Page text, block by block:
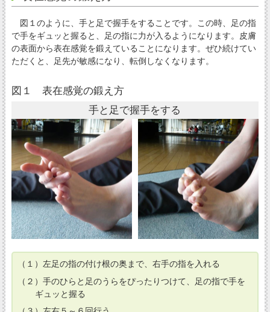
図１のように、手と足で握手をすることです。この時、足の指
で手をギュッと握ると、足の指に力が入るようになります。皮膚
の表面から表在感覚を鍛えていることになります。ぜひ続けてい
ただくと、足先が敏感になり、転倒しなくなります。
図１ 表在感覚の鍛え方
手と足で握手をする
（１）左足の指の付け根の奥まで、右手の指を入れる
（２）手のひらと足のうらをぴったりつけて、足の指で手を
ギュッと握る